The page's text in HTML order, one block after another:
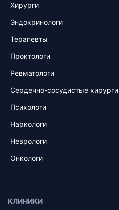
Хирурги
Эндокринологи
Терапевты
Проктологи
Ревматологи
Сердечно-сосудистые хирурги
Психологи
Наркологи
Неврологи
Онкологи
КЛИНИКИ